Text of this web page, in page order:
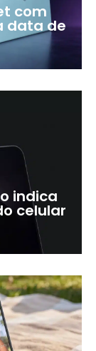
com
data de
indica
celular